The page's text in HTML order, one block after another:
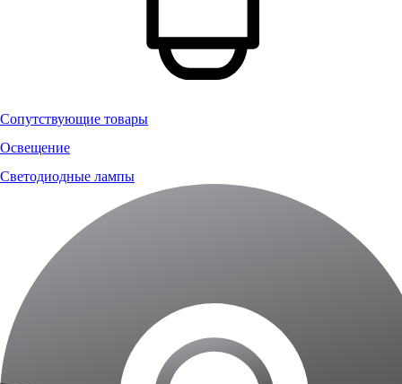
Сопутствующие товары
Освещение
Светодиодные лампы